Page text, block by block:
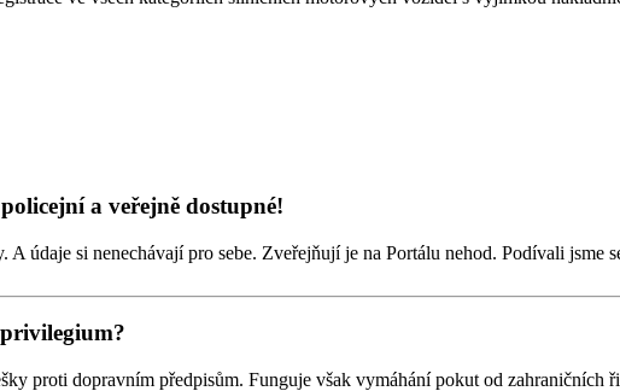
a veřejně dostupné!
údaje si nenechávají pro sebe. Zveřejňují je na Portálu nehod. Podívali jsme
proti dopravním předpisům. Funguje však vymáhání pokut od zahraničních